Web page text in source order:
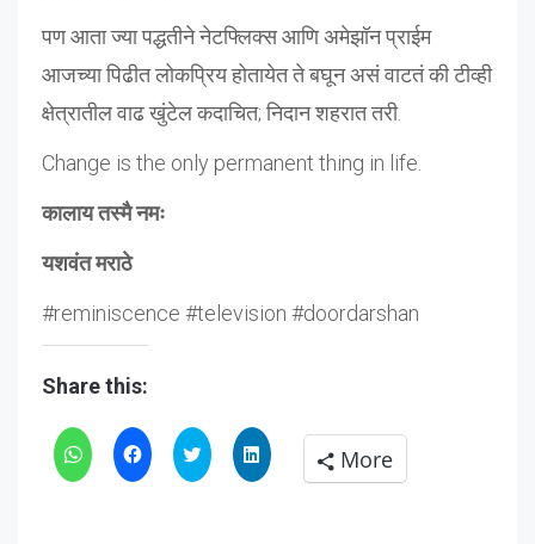
पण आता ज्या पद्धतीने नेटफ्लिक्स आणि अमेझॉन प्राईम
आजच्या पिढीत लोकप्रिय होतायेत ते बघून असं वाटतं की टीव्ही
क्षेत्रातील वाढ खुंटेल कदाचित; निदान शहरात तरी.
Change is the only permanent thing in life.
कालाय तस्मै नमः
यशवंत मराठे
#reminiscence #television #doordarshan
Share this:
Click
Click
Click
Click
More